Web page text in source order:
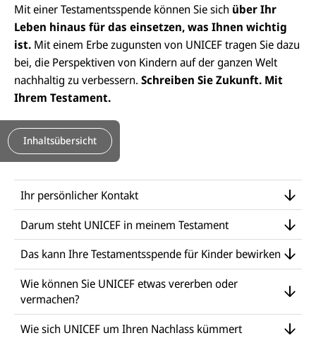
Mit einer Testamentsspende können Sie sich über Ihr
Leben hinaus für das einsetzen, was Ihnen wichtig
ist. Mit einem Erbe zugunsten von UNICEF tragen Sie dazu
bei, die Perspektiven von Kindern auf der ganzen Welt
nachhaltig zu verbessern. Schreiben Sie Zukunft. Mit
Ihrem Testament.
Inhaltsübersicht
Ihr persönlicher Kontakt
Darum steht UNICEF in meinem Testament
Das kann Ihre Testamentsspende für Kinder bewirken
Wie können Sie UNICEF etwas vererben oder
vermachen?
Wie sich UNICEF um Ihren Nachlass kümmert